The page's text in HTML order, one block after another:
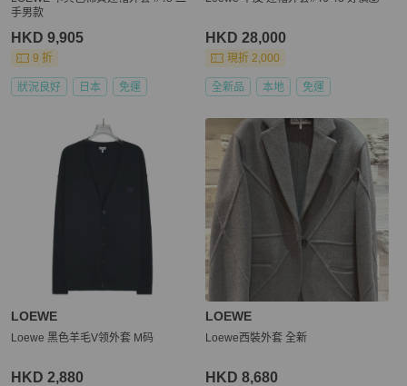
手男款
HKD 9,905
9 折
狀況良好 日本 免運
HKD 28,000
現折 2,000
全新品 本地 免運
LOEWE
Loewe 黑色羊毛V领外套 M码
HKD 2,880
LOEWE
Loewe西裝外套 全新
HKD 8,680